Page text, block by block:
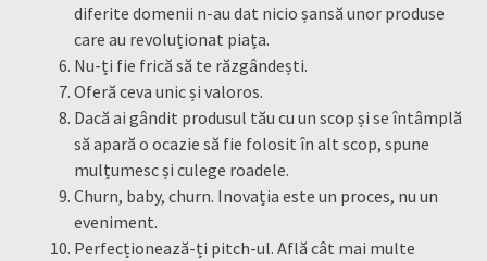
diferite domenii n-au dat nicio șansă unor produse
care au revoluționat piața.
Nu-ți fie frică să te răzgândești.
Oferă ceva unic și valoros.
Dacă ai gândit produsul tău cu un scop și se întâmplă
să apară o ocazie să fie folosit în alt scop, spune
mulțumesc și culege roadele.
Churn, baby, churn. Inovația este un proces, nu un
eveniment.
Perfecționează-ți pitch-ul. Află cât mai multe